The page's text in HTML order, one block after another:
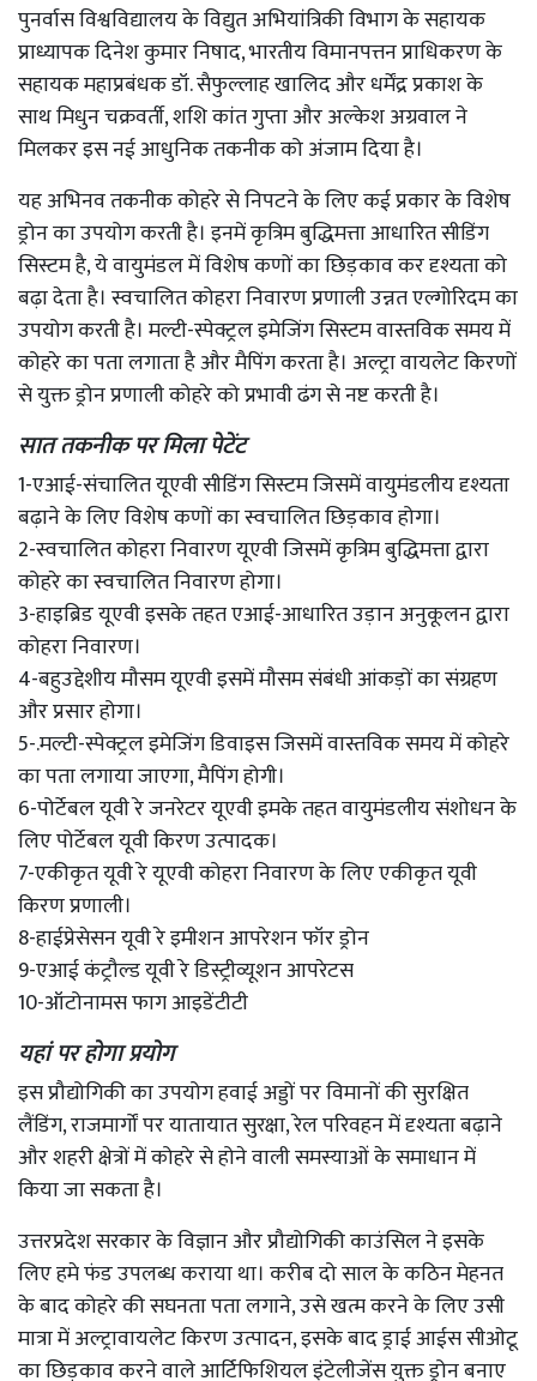
पुनर्वास विश्वविद्यालय के विद्युत अभियांत्रिकी विभाग के सहायक
प्राध्यापक दिनेश कुमार निषाद, भारतीय विमानपत्तन प्राधिकरण के
सहायक महाप्रबंधक डॉ. सैफुल्लाह खालिद और धर्मेंद्र प्रकाश के
साथ मिधुन चक्रवर्ती, शशि कांत गुप्ता और अल्केश अग्रवाल ने
मिलकर इस नई आधुनिक तकनीक को अंजाम दिया है।
यह अभिनव तकनीक कोहरे से निपटने के लिए कई प्रकार के विशेष
ड्रोन का उपयोग करती है। इनमें कृत्रिम बुद्धिमत्ता आधारित सीडिंग
सिस्टम है, ये वायुमंडल में विशेष कणों का छिड़काव कर दृश्यता को
बढ़ा देता है। स्वचालित कोहरा निवारण प्रणाली उन्नत एल्गोरिदम का
उपयोग करती है। मल्टी-स्पेक्ट्रल इमेजिंग सिस्टम वास्तविक समय में
कोहरे का पता लगाता है और मैपिंग करता है। अल्ट्रा वायलेट किरणों
से युक्त ड्रोन प्रणाली कोहरे को प्रभावी ढंग से नष्ट करती है।
सात तकनीक पर मिला पेटेंट
1-एआई-संचालित यूएवी सीडिंग सिस्टम जिसमें वायुमंडलीय दृश्यता
बढ़ाने के लिए विशेष कणों का स्वचालित छिड़काव होगा।
2-स्वचालित कोहरा निवारण यूएवी जिसमें कृत्रिम बुद्धिमत्ता द्वारा
कोहरे का स्वचालित निवारण होगा।
3-हाइब्रिड यूएवी इसके तहत एआई-आधारित उड़ान अनुकूलन द्वारा
कोहरा निवारण।
4-बहुउद्देशीय मौसम यूएवी इसमें मौसम संबंधी आंकड़ों का संग्रहण
और प्रसार होगा।
5-.मल्टी-स्पेक्ट्रल इमेजिंग डिवाइस जिसमें वास्तविक समय में कोहरे
का पता लगाया जाएगा, मैपिंग होगी।
6-पोर्टेबल यूवी रे जनरेटर यूएवी इमके तहत वायुमंडलीय संशोधन के
लिए पोर्टेबल यूवी किरण उत्पादक।
7-एकीकृत यूवी रे यूएवी कोहरा निवारण के लिए एकीकृत यूवी
किरण प्रणाली।
8-हाईप्रेसेसन यूवी रे इमीशन आपरेशन फॉर ड्रोन
9-एआई कंट्रौल्ड यूवी रे डिस्ट्रीव्यूशन आपरेटस
10-ऑटोनामस फाग आइडेंटीटी
यहां पर होगा प्रयोग
इस प्रौद्योगिकी का उपयोग हवाई अड्डों पर विमानों की सुरक्षित
लैंडिंग, राजमार्गों पर यातायात सुरक्षा, रेल परिवहन में दृश्यता बढ़ाने
और शहरी क्षेत्रों में कोहरे से होने वाली समस्याओं के समाधान में
किया जा सकता है।
उत्तरप्रदेश सरकार के विज्ञान और प्रौद्योगिकी काउंसिल ने इसके
लिए हमे फंड उपलब्ध कराया था। करीब दो साल के कठिन मेहनत
के बाद कोहरे की सघनता पता लगाने, उसे खत्म करने के लिए उसी
मात्रा में अल्ट्रावायलेट किरण उत्पादन, इसके बाद ड्राई आईस सीओटू
का छिड़काव करने वाले आर्टिफिशियल इंटेलीजेंस युक्त ड्रोन बनाए